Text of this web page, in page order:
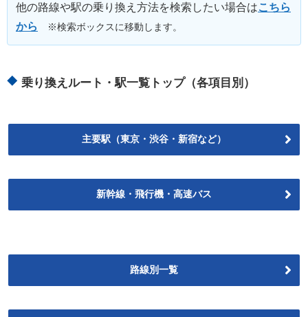
他の路線や駅の乗り換え方法を検索したい場合はこちら
から
※検索ボックスに移動します。
乗り換えルート・駅一覧トップ（各項目別）
主要駅（東京・渋谷・新宿など）
新幹線・飛行機・高速バス
路線別一覧